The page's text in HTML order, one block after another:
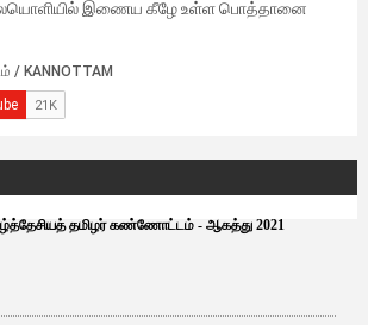
இணைய கீழே உள்ள பொத்தானை
தமிழர் கண்ணோட்டம் - ஆகத்து 2021